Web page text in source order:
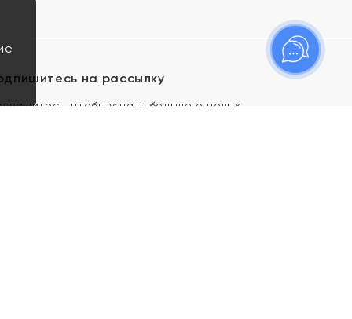
на рассылку
чтобы узнать больше о новых